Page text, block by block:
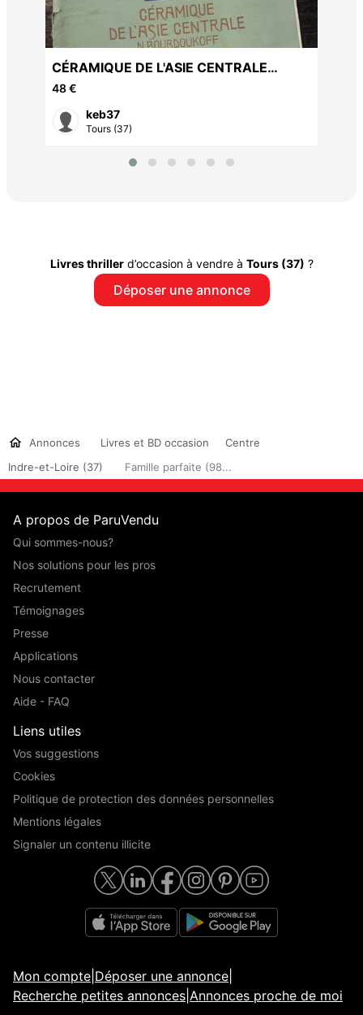
CÉRAMIQUE DE L'ASIE CENTRALE
N.BOURDOUKOFF 1905
48 €
keb37
Tours (37)
Livres thrillerd’occasion à vendre à Tours (37) ?
Déposer une annonce
Annonces Livres et BD occasion
Centre
Indre-et-Loire (37)
Famille parfaite (98...
A propos de ParuVendu
Qui sommes-nous?
Nos solutions pour les pros
Recrutement
Témoignages
Presse
Applications
Nous contacter
Aide - FAQ
Liens utiles
Vos suggestions
Cookies
Politique de protection des données personnelles
Mentions légales
Signaler un contenu illicite
Mon compte Déposer une annonce
Recherche petites annonces Annonces proche de moi